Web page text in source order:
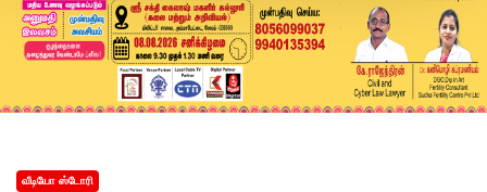
வீடியோ ஸ்டோரி